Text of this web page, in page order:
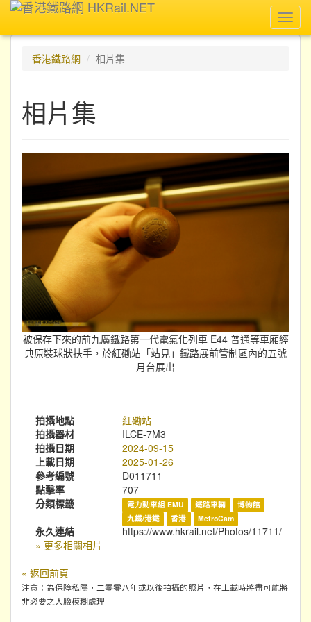
香港鐵路網
相片集
相片集
被保存下來的前九廣鐵路第一代電氣化列車 E44 普通等車廂經
典原裝球狀扶手，於紅磡站「站見」鐵路展前管制區內的五號
月台展出
拍攝地點
紅磡站
拍攝器材
ILCE-7M3
拍攝日期
2024-09-15
上載日期
2025-01-26
參考編號
D011711
點擊率
707
分類標籤
電力動車組 EMU 鐵路車輛
博物館
九鐵/港鐵
香港 MetroCam
永久連結
https://www.hkrail.net/Photos/11711/
» 更多相關相片
« 返回前頁
注意：為保障私隱，二零零八年或以後拍攝的照片，在上載時將盡可能將
非必要之人臉模糊處理